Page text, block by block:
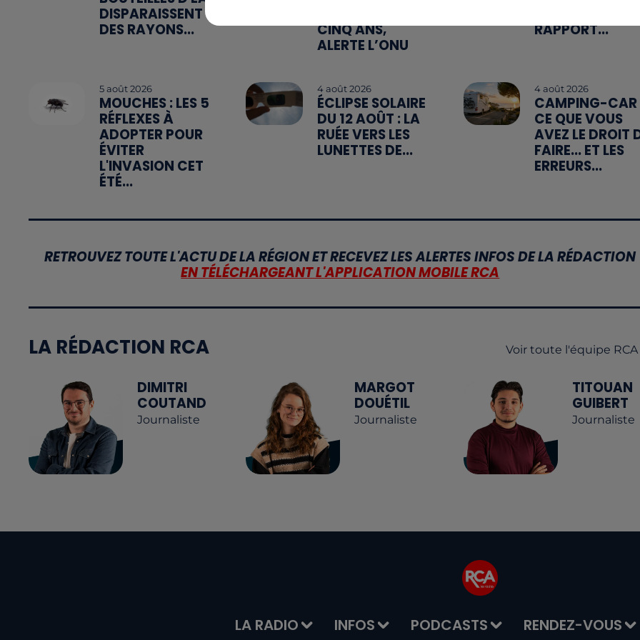
DISPARAISSENT
DES RAYONS...
CINQ ANS,
ALERTE L’ONU
RAPPORT...
5 août 2026
MOUCHES : LES 5
RÉFLEXES À
ADOPTER POUR
ÉVITER
L'INVASION CET
ÉTÉ...
4 août 2026
ÉCLIPSE SOLAIRE
DU 12 AOÛT : LA
RUÉE VERS LES
LUNETTES DE...
4 août 2026
CAMPING-CAR
CE QUE VOUS
AVEZ LE DROIT
FAIRE... ET LES
ERREURS...
RETROUVEZ TOUTE L'ACTU DE LA RÉGION ET RECEVEZ LES ALERTES INFOS DE LA RÉDACTION
EN TÉLÉCHARGEANT L'APPLICATION MOBILE RCA
LA RÉDACTION RCA Voir toute l'équipe RCA
DIMITRI
COUTAND
Journaliste
MARGOT
DOUÉTIL
Journaliste
TITOUAN
GUIBERT
Journaliste
LA RADIO INFOS PODCASTS RENDEZ-VOUS